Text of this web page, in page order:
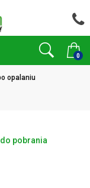
0
opalaniu
do pobrania